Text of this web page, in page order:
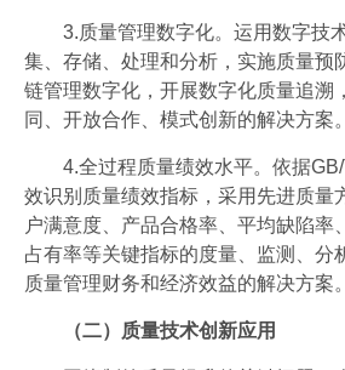
3.质量管理数字化。运用数字技
集、存储、处理和分析，实施质量预
链管理数字化，开展数字化质量追溯
同、开放合作、模式创新的解决方案。
4.全过程质量绩效水平。依据
效识别质量绩效指标，采用先进质量
户满意度、产品合格率、平均缺陷率
占有率等关键指标的度量、监测、分
质量管理财务和经济效益的解决方案。
（二）质量技术创新应用